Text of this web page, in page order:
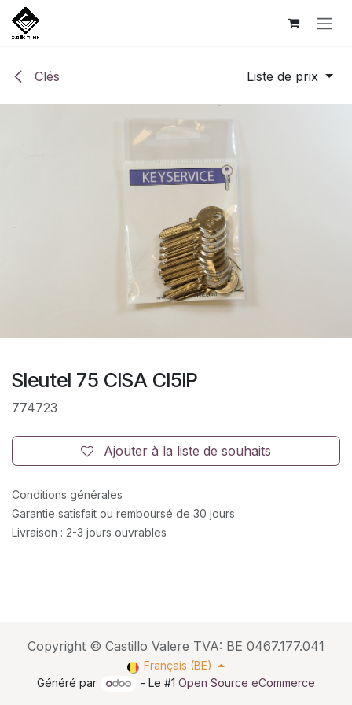
Se rendre au contenu
Clés Liste de prix
Sleutel 75 CISA CI5IP
774723
Ajouter à la liste de souhaits
Conditions générales
Garantie satisfait ou remboursé de 30 jours
Livraison : 2-3 jours ouvrables
Copyright © Castillo Valere TVA: BE 0467.177.041
Français (BE)
Généré par
- Le #1Open Source eCommerce